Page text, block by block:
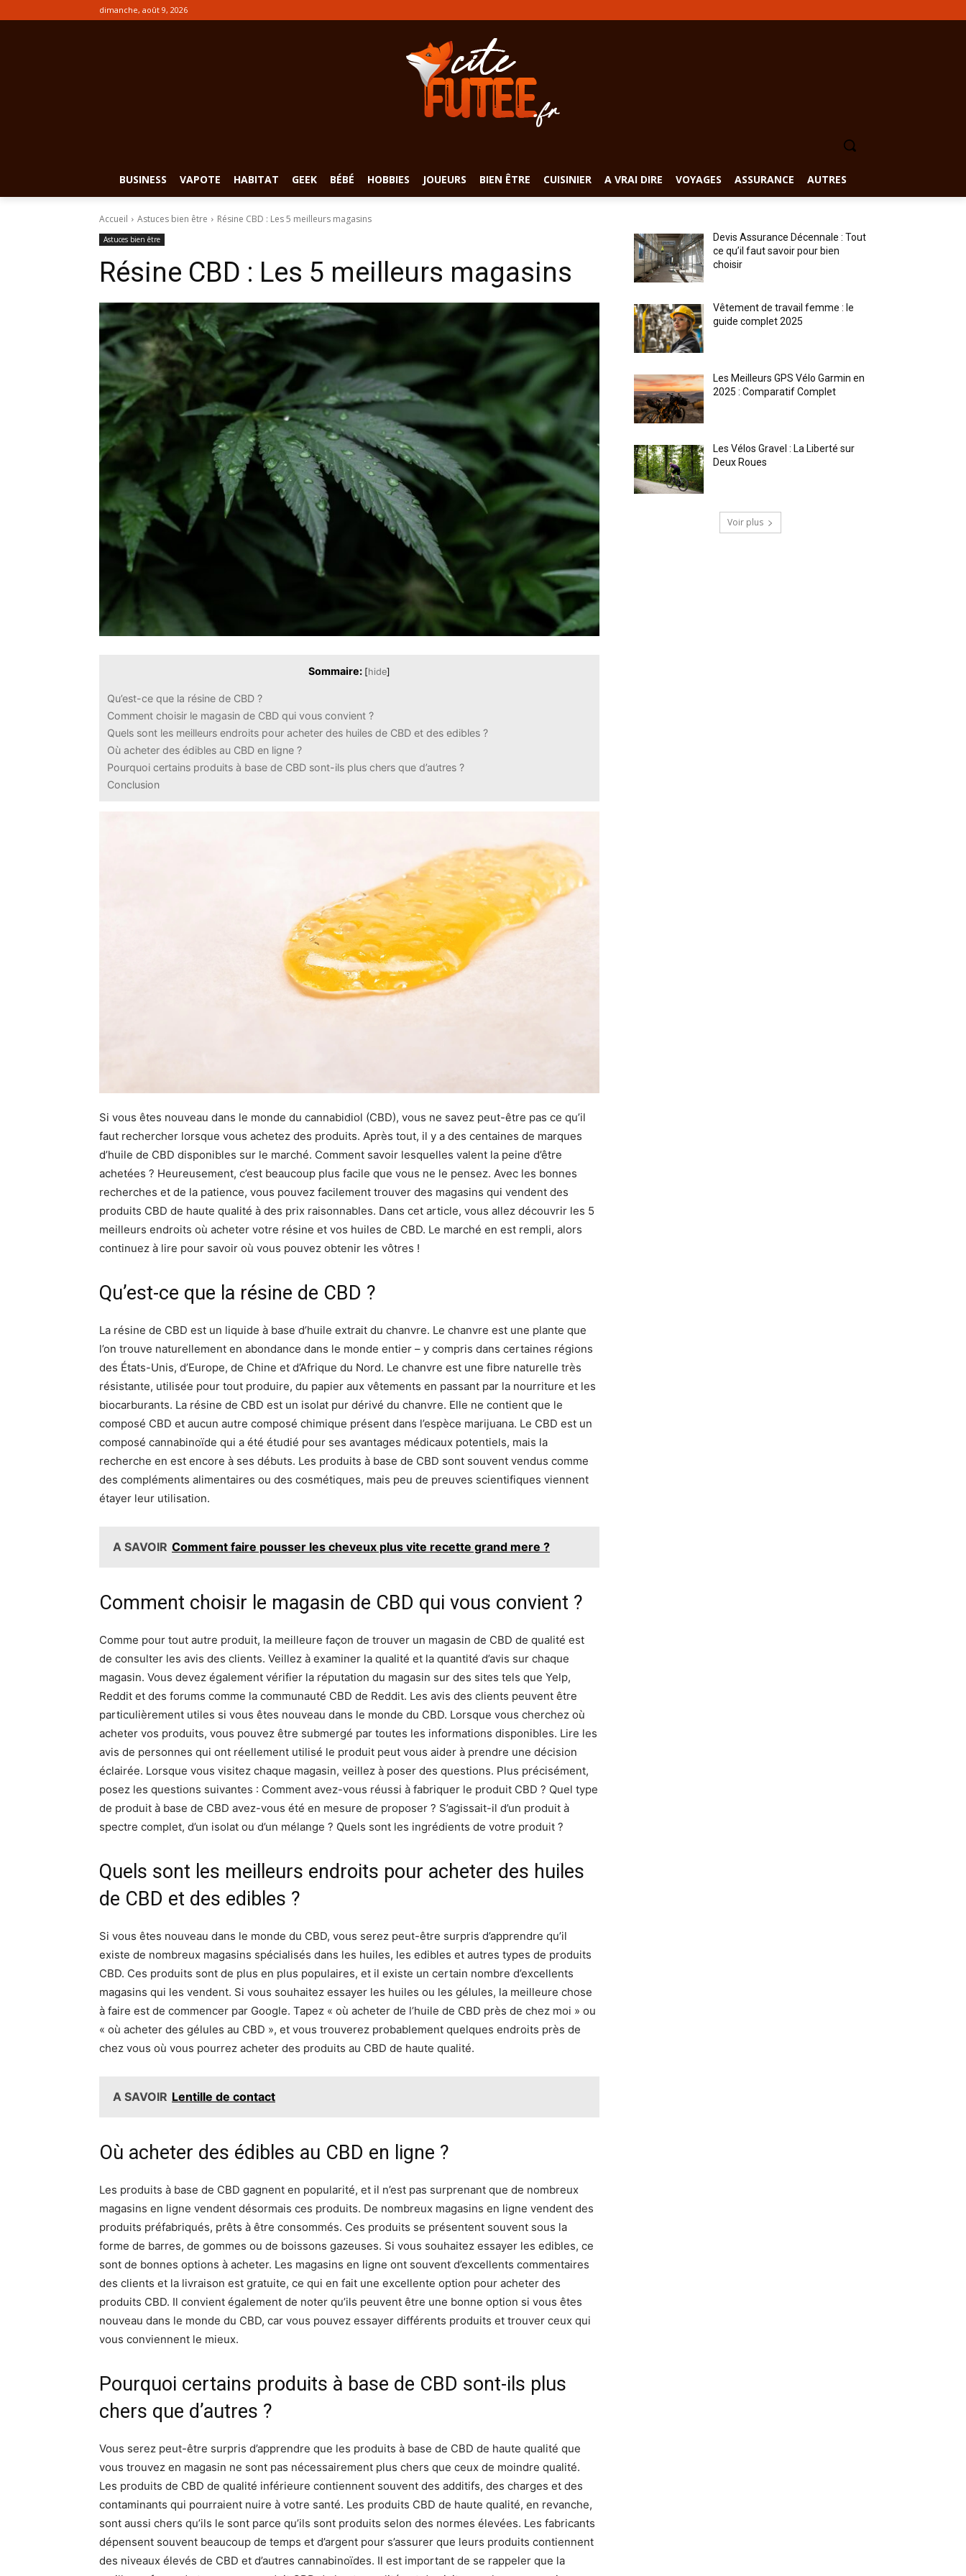
dimanche, août 9, 2026
BUSINESS VAPOTE HABITAT GEEK BÉBÉ HOBBIES JOUEURS BIEN ÊTRE CUISINIER A VRAI DIRE VOYAGES ASSURANCE AUTRES
Accueil Astuces bien être Résine CBD : Les 5 meilleurs magasins
Astuces bien être
Résine CBD : Les 5 meilleurs magasins
Sommaire: [hide]
Qu’est-ce que la résine de CBD ?
Comment choisir le magasin de CBD qui vous convient ?
Quels sont les meilleurs endroits pour acheter des huiles de CBD et des edibles ?
Où acheter des édibles au CBD en ligne ?
Pourquoi certains produits à base de CBD sont-ils plus chers que d’autres ?
Conclusion
Si vous êtes nouveau dans le monde du cannabidiol (CBD), vous ne savez peut-être pas ce qu’il
faut rechercher lorsque vous achetez des produits. Après tout, il y a des centaines de marques
d’huile de CBD disponibles sur le marché. Comment savoir lesquelles valent la peine d’être
achetées ? Heureusement, c’est beaucoup plus facile que vous ne le pensez. Avec les bonnes
recherches et de la patience, vous pouvez facilement trouver des magasins qui vendent des
produits CBD de haute qualité à des prix raisonnables. Dans cet article, vous allez découvrir les 5
meilleurs endroits où acheter votre résine et vos huiles de CBD. Le marché en est rempli, alors
continuez à lire pour savoir où vous pouvez obtenir les vôtres !
Qu’est-ce que la résine de CBD ?
La résine de CBD est un liquide à base d’huile extrait du chanvre. Le chanvre est une plante que
l’on trouve naturellement en abondance dans le monde entier – y compris dans certaines régions
des États-Unis, d’Europe, de Chine et d’Afrique du Nord. Le chanvre est une fibre naturelle très
résistante, utilisée pour tout produire, du papier aux vêtements en passant par la nourriture et les
biocarburants. La résine de CBD est un isolat pur dérivé du chanvre. Elle ne contient que le
composé CBD et aucun autre composé chimique présent dans l’espèce marijuana. Le CBD est un
composé cannabinoïde qui a été étudié pour ses avantages médicaux potentiels, mais la
recherche en est encore à ses débuts. Les produits à base de CBD sont souvent vendus comme
des compléments alimentaires ou des cosmétiques, mais peu de preuves scientifiques viennent
étayer leur utilisation.
A SAVOIR Comment faire pousser les cheveux plus vite recette grand mere ?
Comment choisir le magasin de CBD qui vous convient ?
Comme pour tout autre produit, la meilleure façon de trouver un magasin de CBD de qualité est
de consulter les avis des clients. Veillez à examiner la qualité et la quantité d’avis sur chaque
magasin. Vous devez également vérifier la réputation du magasin sur des sites tels que Yelp,
Reddit et des forums comme la communauté CBD de Reddit. Les avis des clients peuvent être
particulièrement utiles si vous êtes nouveau dans le monde du CBD. Lorsque vous cherchez où
acheter vos produits, vous pouvez être submergé par toutes les informations disponibles. Lire les
avis de personnes qui ont réellement utilisé le produit peut vous aider à prendre une décision
éclairée. Lorsque vous visitez chaque magasin, veillez à poser des questions. Plus précisément,
posez les questions suivantes : Comment avez-vous réussi à fabriquer le produit CBD ? Quel type
de produit à base de CBD avez-vous été en mesure de proposer ? S’agissait-il d’un produit à
spectre complet, d’un isolat ou d’un mélange ? Quels sont les ingrédients de votre produit ?
Quels sont les meilleurs endroits pour acheter des huiles
de CBD et des edibles ?
Si vous êtes nouveau dans le monde du CBD, vous serez peut-être surpris d’apprendre qu’il
existe de nombreux magasins spécialisés dans les huiles, les edibles et autres types de produits
CBD. Ces produits sont de plus en plus populaires, et il existe un certain nombre d’excellents
magasins qui les vendent. Si vous souhaitez essayer les huiles ou les gélules, la meilleure chose
à faire est de commencer par Google. Tapez « où acheter de l’huile de CBD près de chez moi » ou
« où acheter des gélules au CBD », et vous trouverez probablement quelques endroits près de
chez vous où vous pourrez acheter des produits au CBD de haute qualité.
A SAVOIR Lentille de contact
Où acheter des édibles au CBD en ligne ?
Les produits à base de CBD gagnent en popularité, et il n’est pas surprenant que de nombreux
magasins en ligne vendent désormais ces produits. De nombreux magasins en ligne vendent des
produits préfabriqués, prêts à être consommés. Ces produits se présentent souvent sous la
forme de barres, de gommes ou de boissons gazeuses. Si vous souhaitez essayer les edibles, ce
sont de bonnes options à acheter. Les magasins en ligne ont souvent d’excellents commentaires
des clients et la livraison est gratuite, ce qui en fait une excellente option pour acheter des
produits CBD. Il convient également de noter qu’ils peuvent être une bonne option si vous êtes
nouveau dans le monde du CBD, car vous pouvez essayer différents produits et trouver ceux qui
vous conviennent le mieux.
Pourquoi certains produits à base de CBD sont-ils plus
chers que d’autres ?
Vous serez peut-être surpris d’apprendre que les produits à base de CBD de haute qualité que
vous trouvez en magasin ne sont pas nécessairement plus chers que ceux de moindre qualité.
Les produits de CBD de qualité inférieure contiennent souvent des additifs, des charges et des
contaminants qui pourraient nuire à votre santé. Les produits CBD de haute qualité, en revanche,
sont aussi chers qu’ils le sont parce qu’ils sont produits selon des normes élevées. Les fabricants
dépensent souvent beaucoup de temps et d’argent pour s’assurer que leurs produits contiennent
des niveaux élevés de CBD et d’autres cannabinoïdes. Il est important de se rappeler que la
Devis Assurance Décennale : Tout
ce qu’il faut savoir pour bien
choisir
Vêtement de travail femme : le
guide complet 2025
Les Meilleurs GPS Vélo Garmin en
2025 : Comparatif Complet
Les Vélos Gravel : La Liberté sur
Deux Roues
Voir plus